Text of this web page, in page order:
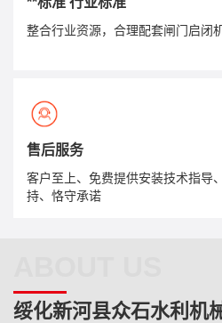
整合行业资源，合理配套闸门启闭
售后服务
客户至上、免费提供安装技术指导
持、恪守承诺
绥化新河县众石水利机